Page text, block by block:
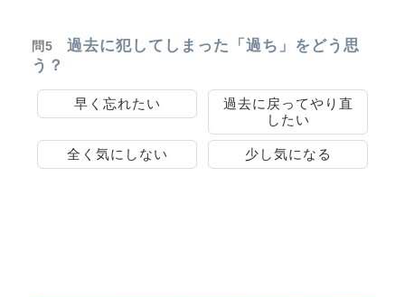
問5
過去に犯してしまった「過ち」をどう思
う？
早く忘れたい
過去に戻ってやり直
したい
全く気にしない 少し気になる